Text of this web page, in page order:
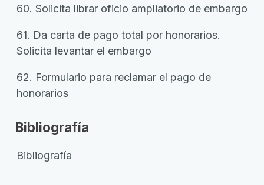
60. Solicita librar oficio ampliatorio de embargo
61. Da carta de pago total por honorarios.
Solicita levantar el embargo
62. Formulario para reclamar el pago de
honorarios
Bibliografía
Bibliografía